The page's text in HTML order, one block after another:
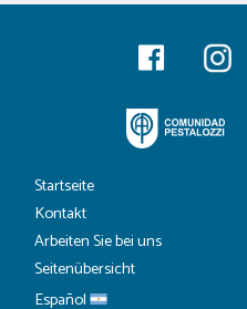
Startseite
Kontakt
Arbeiten Sie bei uns
Seitenübersicht
Español